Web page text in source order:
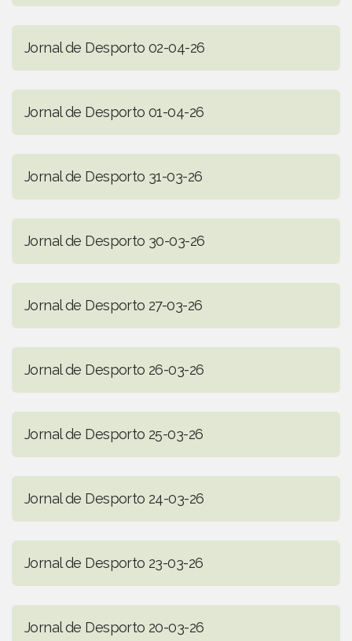
Jornal de Desporto 02-04-26
Jornal de Desporto 01-04-26
Jornal de Desporto 31-03-26
Jornal de Desporto 30-03-26
Jornal de Desporto 27-03-26
Jornal de Desporto 26-03-26
Jornal de Desporto 25-03-26
Jornal de Desporto 24-03-26
Jornal de Desporto 23-03-26
Jornal de Desporto 20-03-26